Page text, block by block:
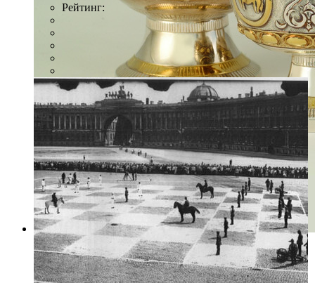
Фото: Пресс-служба ГМИ СПб
Серебряные чороны, К. Казакова
Рейтинг: